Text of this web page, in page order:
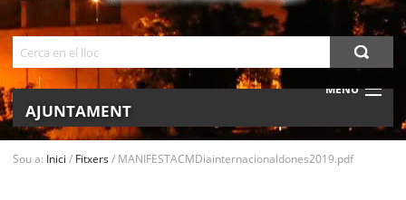
MENU
AJUNTAMENT
Sou a: Inici / Fitxers/ MANIFESTACMDiainternacionaldones2019.pdf